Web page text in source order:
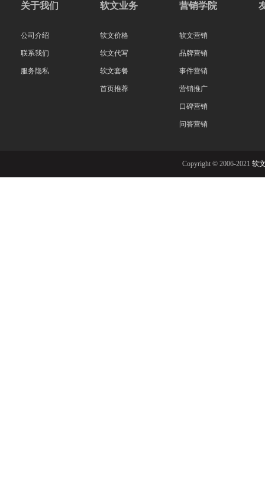
关于我们
公司介绍
联系我们
服务隐私
软文业务
软文价格
软文代写
软文套餐
首页推荐
营销学院
软文营销
品牌营销
事件营销
营销推广
口碑营销
问答营销
Copyright © 2006-2021 软